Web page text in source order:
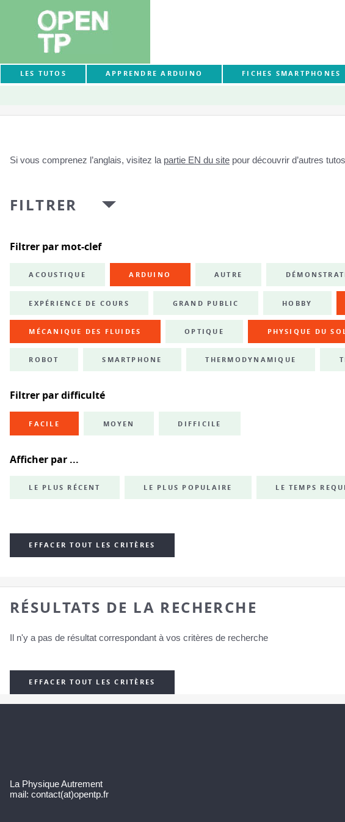
LES TUTOS APPRENDRE ARDUINO FICHES SMARTPHONES
Si vous comprenez l’anglais, visitez la partie EN du site pour découvrir d’autres
FILTRER
Filtrer par mot-clef
ACOUSTIQUE ARDUINO AUTRE
EXPÉRIENCE DE COURS GRAND PUBLIC HOBBY
MÉCANIQUE DES FLUIDES OPTIQUE PHYSIQUE DU
ROBOT SMARTPHONE THERMODYNAMIQUE
Filtrer par difficulté
FACILE MOYEN DIFFICILE
Afficher par ...
LE PLUS RÉCENT LE PLUS POPULAIRE LE TEMPS
EFFACER TOUT LES CRITÈRES
RÉSULTATS DE LA RECHERCHE
Il n'y a pas de résultat correspondant à vos critères de recherche
EFFACER TOUT LES CRITÈRES
La Physique Autrement
mail: contact(at)opentp.fr